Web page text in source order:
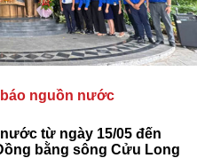
nguồn nước
từ ngày 15/05 đến
bằng sông Cửu Long